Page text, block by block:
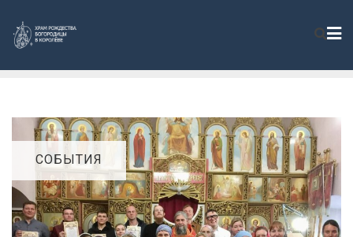
СОБЫТИЯ